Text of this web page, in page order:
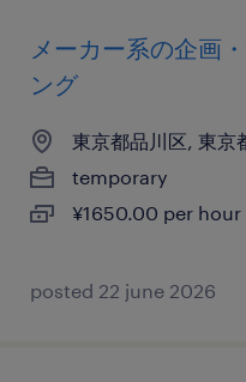
メーカー系の企画
ング
東京都品川区, 東京
temporary
¥1650.00 per hour
posted 22 june 2026